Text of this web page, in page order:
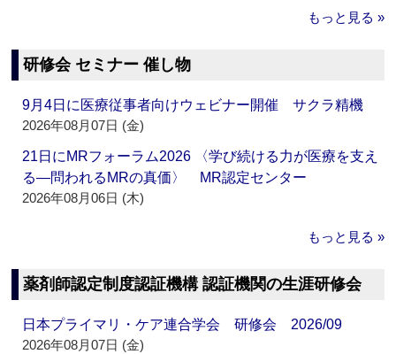
もっと見る »
研修会 セミナー 催し物
9月4日に医療従事者向けウェビナー開催 サクラ精機
2026年08月07日 (金)
21日にMRフォーラム2026 〈学び続ける力が医療を支え
る―問われるMRの真価〉 MR認定センター
2026年08月06日 (木)
もっと見る »
薬剤師認定制度認証機構 認証機関の生涯研修会
日本プライマリ・ケア連合学会 研修会 2026/09
2026年08月07日 (金)